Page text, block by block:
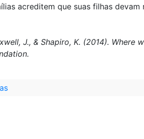
acreditem que suas filhas devam
J., & Shapiro, K. (2014). Where